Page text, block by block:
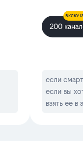
200
если
если вы
взять ее в